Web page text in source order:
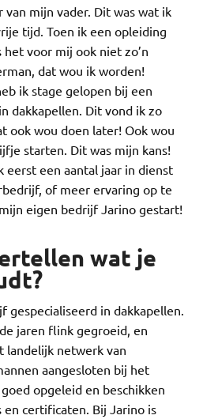
van mijn vader. Dit was wat ik
tijd. Toen ik een opleiding
het voor mij ook niet zo’n
dat wou ik worden!
ik stage gelopen bij een
dakkapellen. Dit vond ik zo
ook wou doen later! Ook wou
starten. Dit was mijn kans!
eerst een aantal jaar in dienst
of meer ervaring op te
eigen bedrijf Jarino gestart!
wat je
gespecialiseerd in dakkapellen.
jaren flink gegroeid, en
landelijk netwerk van
aangesloten bij het
opgeleid en beschikken
en certificaten. Bij Jarino is